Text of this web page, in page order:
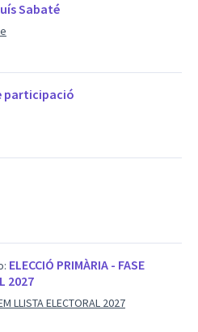
Sabaté
participació
ELECCIÓ PRIMÀRIA - FASE
2027
LLISTA ELECTORAL 2027